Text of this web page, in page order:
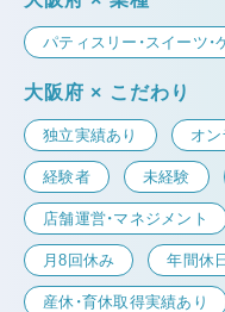
パティスリー・スイーツ・
大阪府 × こだわり
独立実績あり オ
経験者 未経験
店舗運営・マネジメント
月8回休み 年間休
産休・育休取得実績あり